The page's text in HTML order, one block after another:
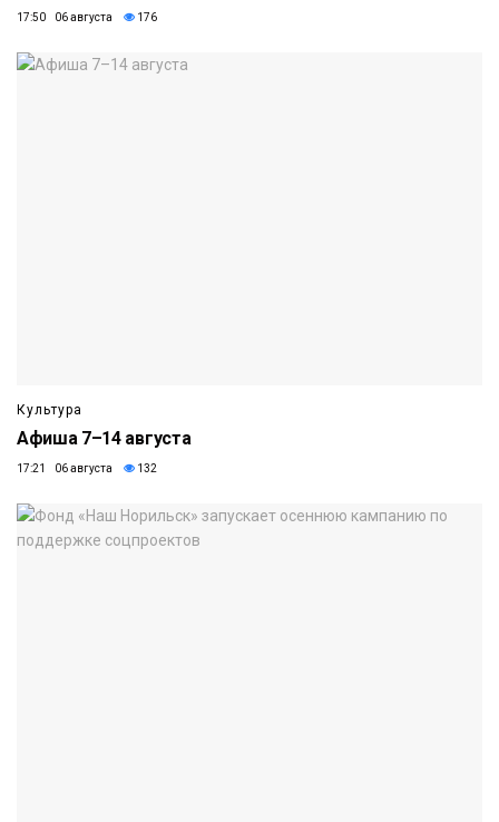
17:50 06 августа 176
Культура
Афиша 7–14 августа
17:21 06 августа 132